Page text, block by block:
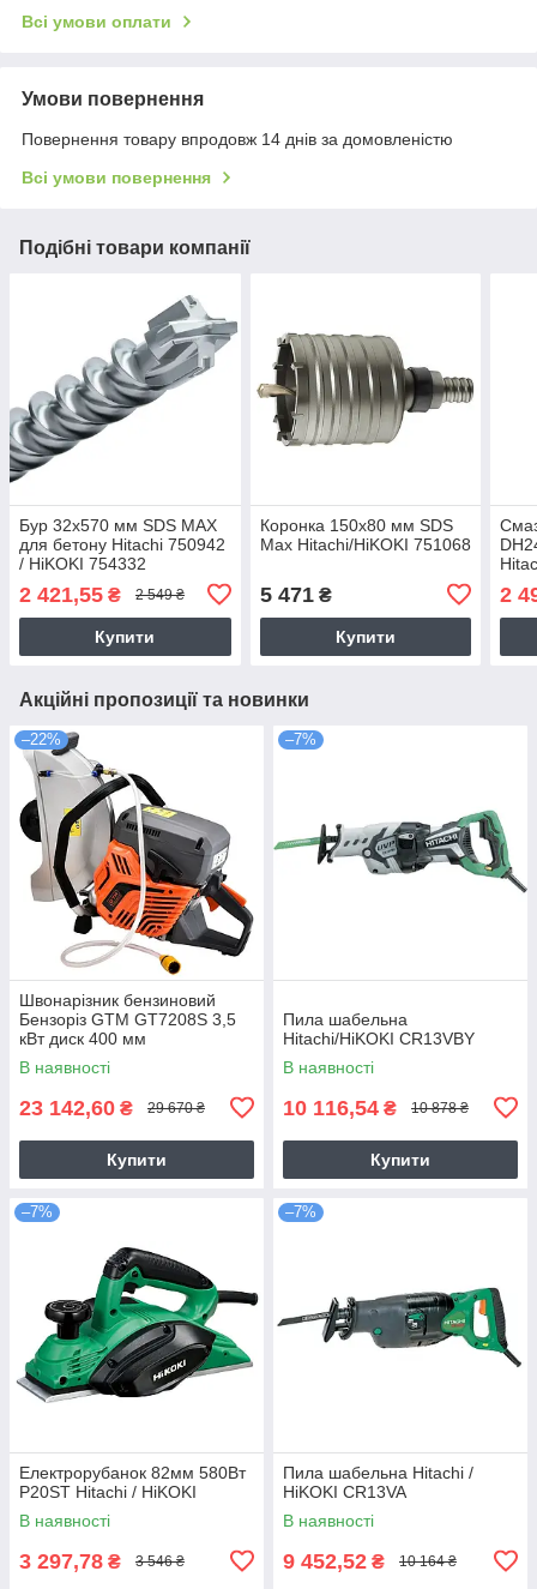
Всі умови оплати
Умови повернення
Повернення товару впродовж 14 днів за домовленістю
Всі умови повернення
Подібні товари компанії
Бур 32х570 мм SDS MAX
для бетону Hitachi 750942
/ HiKOKI 754332
2 421,55 ₴ 2 549 ₴
Купити
Коронка 150х80 мм SDS
Max Hitachi/HiKOKI 751068
5 471₴
Купити
2
Акційні пропозиції та новинки
–22%
Швонарізник бензиновий
Бензоріз GTM GT7208S 3,5
кВт диск 400 мм
В наявності
23 142,60 ₴ 29 670 ₴
Купити
–7%
Пила шабельна
Hitachi/HiKOKI CR13VBY
В наявності
10 116,54 ₴ 10 878 ₴
Купити
–7%
Електрорубанок 82мм 580Вт
P20ST Hitachi / HiKOKI
В наявності
3 297,78 ₴ 3 546 ₴
–7%
Пила шабельна Hitachi /
HiKOKI CR13VA
В наявності
9 452,52 ₴ 10 164 ₴